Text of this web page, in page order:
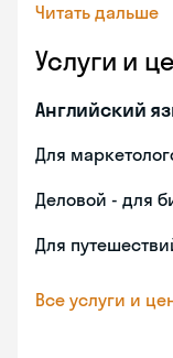
Читать дальше
Услуги и
Английский
Для
Деловой - для
Для
Все услуги и